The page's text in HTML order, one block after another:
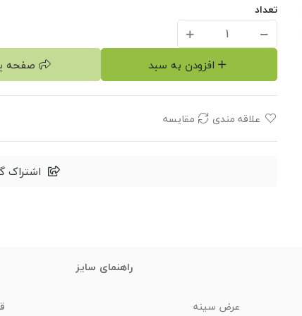
تعداد
افزودن به سبد صفحه
علاقه مندی مقایسه
اشتراک
راهنمای سایز
عرض سینه